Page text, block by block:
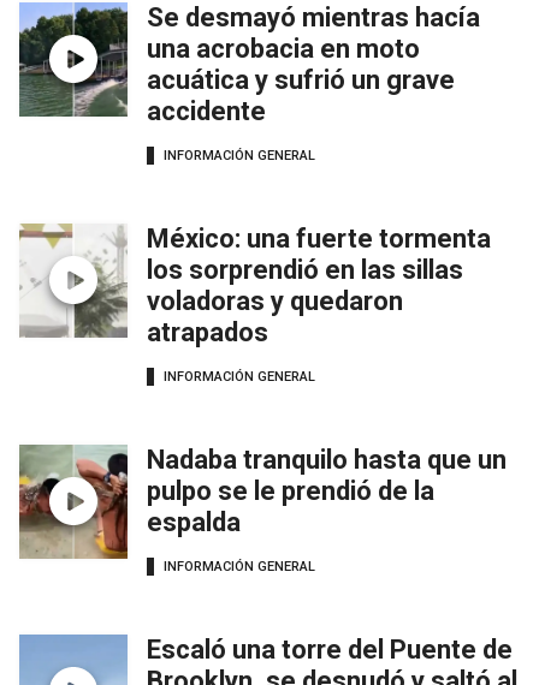
Se desmayó mientras hacía
una acrobacia en moto
acuática y sufrió un grave
accidente
INFORMACIÓN GENERAL
México: una fuerte tormenta
los sorprendió en las sillas
voladoras y quedaron
atrapados
INFORMACIÓN GENERAL
Nadaba tranquilo hasta que un
pulpo se le prendió de la
espalda
INFORMACIÓN GENERAL
Escaló una torre del Puente de